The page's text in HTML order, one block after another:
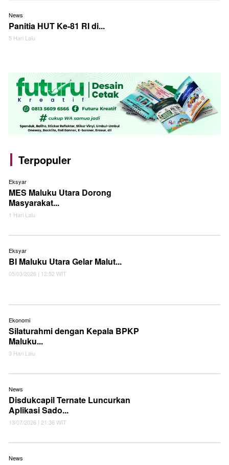
News
Panitia HUT Ke-81 RI di...
5 Hari Lalu
Terpopuler
Eksyar
MES Maluku Utara Dorong
Masyarakat...
1 Hari Lalu
Eksyar
BI Maluku Utara Gelar Malut...
05/03/2026 | 12:52 WIT
Ekonomi
Silaturahmi dengan Kepala BPKP
Maluku...
3 Hari Lalu
News
Disdukcapil Ternate Luncurkan
Aplikasi Sado...
13/07/2026 | 21:36 WIT
News